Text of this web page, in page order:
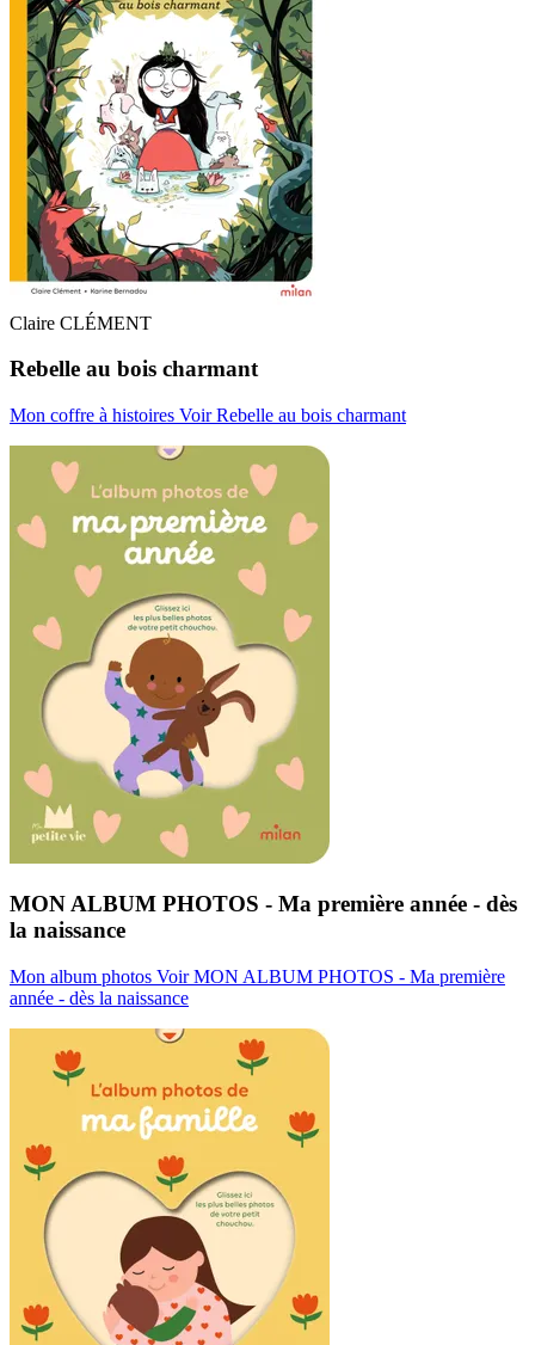
Claire CLÉMENT
Rebelle au bois charmant
Mon coffre à histoires Voir Rebelle au bois charmant
MON ALBUM PHOTOS - Ma première année - dès
la naissance
Mon album photos Voir MON ALBUM PHOTOS - Ma première
année - dès la naissance